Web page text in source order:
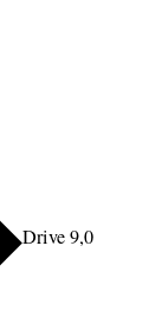
Drive 9,0